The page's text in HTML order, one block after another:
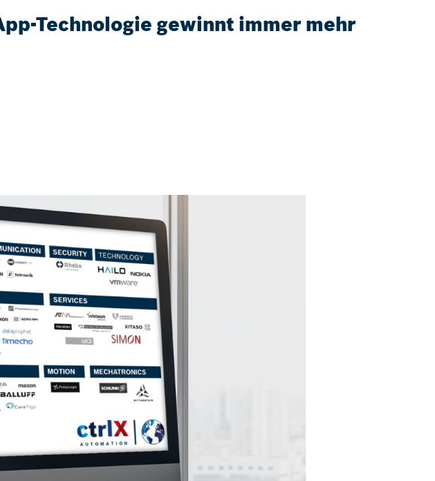
Technologie gewinnt immer mehr